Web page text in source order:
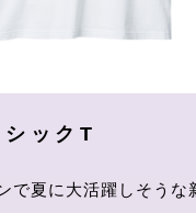
ックT
で夏に大活躍しそうな